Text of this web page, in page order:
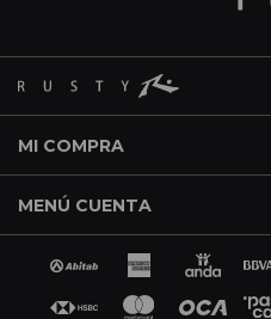
MI COMPRA
MENÚ CUENTA